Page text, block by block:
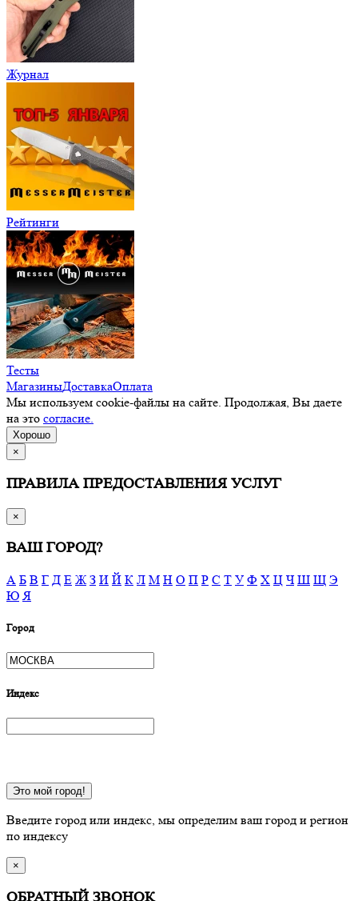
Журнал
Рейтинги
Тесты
МагазиныДоставкаОплата
Мы используем cookie-файлы на сайте. Продолжая, Вы даете
на это согласие.
Хорошо
×
ПРАВИЛА ПРЕДОСТАВЛЕНИЯ УСЛУГ
×
ВАШ ГОРОД?
А Б В Г Д Е Ж З И Й К Л М Н О П Р С Т У Ф Х Ц Ч Ш Щ Э
Ю Я
Город
Индекс
Это мой город!
Введите город или индекс, мы определим ваш город и регион
по индексу
×
ОБРАТНЫЙ ЗВОНОК